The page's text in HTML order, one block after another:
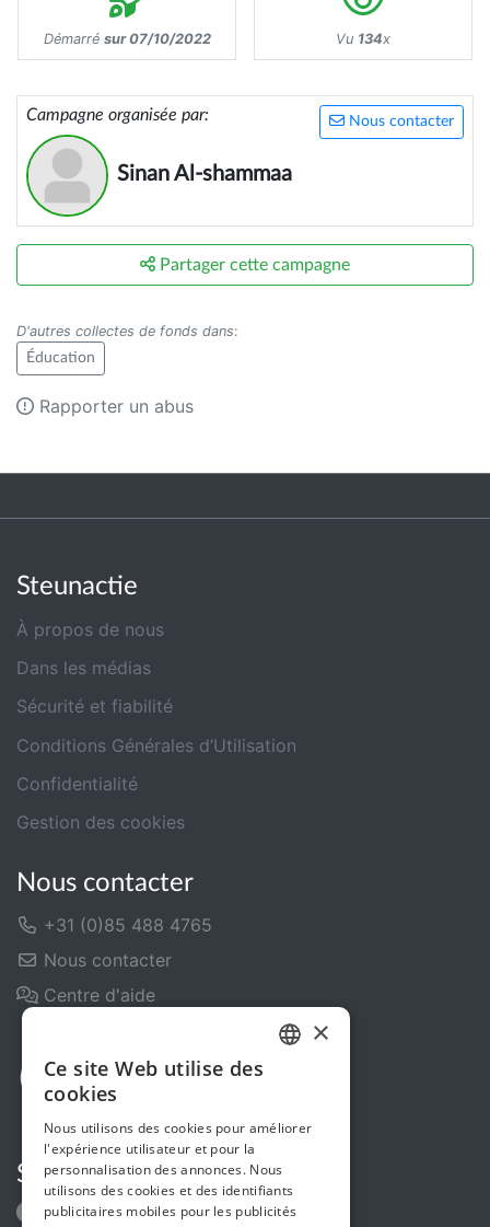
Démarré sur 07/10/2022 Vu 134x
Nous contacter
Campagne organisée par:
Sinan Al-shammaa
Partager cette campagne
D'autres collectes de fonds dans:
Éducation
Rapporter un abus
Steunactie
À propos de nous
Dans les médias
Sécurité et fiabilité
Conditions Générales d’Utilisation
Confidentialité
Gestion des cookies
Nous contacter
+31 (0)85 488 4765
Nous contacter
Centre d'aide
Suivez-nous
×
Ce site Web utilise des
cookies
Nous utilisons des cookies pour améliorer
l'expérience utilisateur et pour la
personnalisation des annonces. Nous
utilisons des cookies et des identifiants
publicitaires mobiles pour les publicités